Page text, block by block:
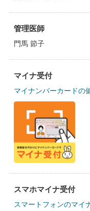
管理医師
門馬 節子
マイナ受付
マイナンバーカードの
スマホマイナ受付
スマートフォンのマイ